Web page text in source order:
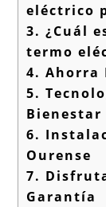
eléctrico
3. ¿Cuál
termo
4. Ahorra
5.
Bienestar
6.
Ourense
7.
Garantía